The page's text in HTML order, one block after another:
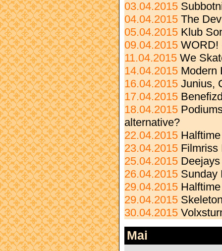
03.04.2015
04.04.2015 The
05.04.2015 Klub
09.04.2015 WORD!
11.04.2015 We
14.04.2015 Modern
16.04.2015 Junius,
17.04.2015
18.04.2015
alternative?
22.04.2015
23.04.2015 Filmriss
25.04.2015
26.04.2015 Sunday
29.04.2015
29.04.2015
30.04.2015
Mai